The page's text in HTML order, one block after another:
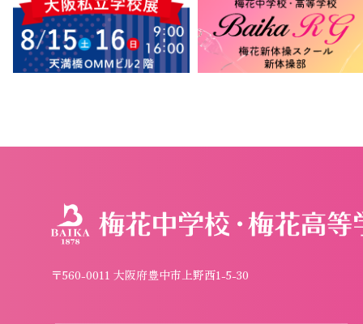
〒560-0011 大阪府豊中市上野西1-5-30